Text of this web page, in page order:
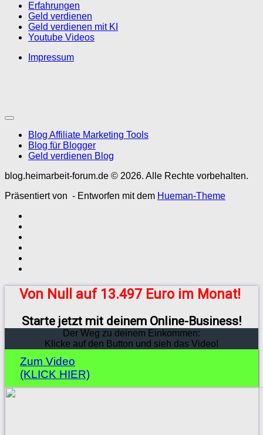
Erfahrungen
Geld verdienen
Geld verdienen mit KI
Youtube Videos
Impressum
Blog Affiliate Marketing Tools
Blog für Blogger
Geld verdienen Blog
blog.heimarbeit-forum.de © 2026. Alle Rechte vorbehalten.
Präsentiert von - Entworfen mit dem Hueman-Theme
Von Null auf 13.497 Euro im Monat!
Starte jetzt mit deinem Online-Business!
Der Weg zu deinem Einkommen:
Klicke auf den Button und sieh das Video!
Zum Video
(KLICK HIER)